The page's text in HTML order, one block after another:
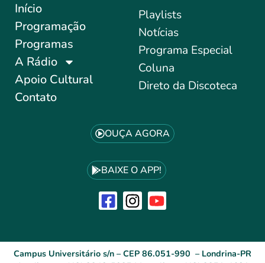
Início
Programação
Programas
A Rádio
Apoio Cultural
Contato
Playlists
Notícias
Programa Especial
Coluna
Direto da Discoteca
OUÇA AGORA
BAIXE O APP!
Campus Universitário s/n – CEP 86.051-990 – Londrina-PR